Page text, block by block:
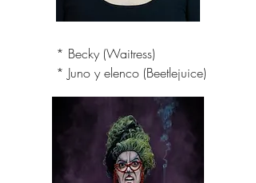
* Becky (Waitress)
* Juno y elenco (Beetlejuice)